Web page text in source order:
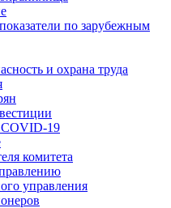
по зарубежным
и охрана труда
комитета
управления